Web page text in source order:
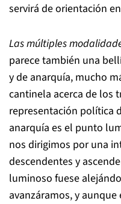
servirá de orientación
Las múltiples
parece también una
y de anarquía, mucho
cantinela acerca de los
representación política
anarquía es el punto
nos dirigimos por una
descendentes y
luminoso fuese
avanzáramos, y